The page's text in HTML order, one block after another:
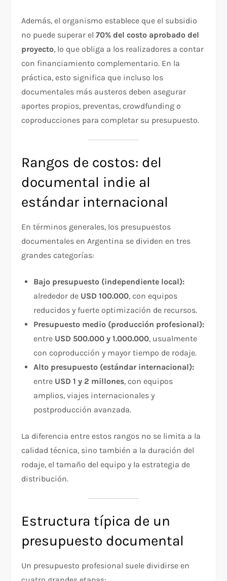
Además, el organismo establece que el subsidio
no puede superar el70% del costo aprobado del
proyecto, lo que obliga a los realizadores a contar
con financiamiento complementario. En la
práctica, esto significa que incluso los
documentales más austeros deben asegurar
aportes propios, preventas, crowdfunding o
coproducciones para completar su presupuesto.
Rangos de costos: del
documental indie al
estándar internacional
En términos generales, los presupuestos
documentales en Argentina se dividen en tres
grandes categorías:
Bajo presupuesto (independiente local):
alrededor de USD 100.000, con equipos
reducidos y fuerte optimización de recursos.
Presupuesto medio (producción profesional):
entre USD 500.000 y 1.000.000, usualmente
con coproducción y mayor tiempo de rodaje.
Alto presupuesto (estándar internacional):
entre USD 1 y 2 millones, con equipos
amplios, viajes internacionales y
postproducción avanzada.
La diferencia entre estos rangos no se limita a la
calidad técnica, sino también a la duración del
rodaje, el tamaño del equipo y la estrategia de
distribución.
Estructura típica de un
presupuesto documental
Un presupuesto profesional suele dividirse en